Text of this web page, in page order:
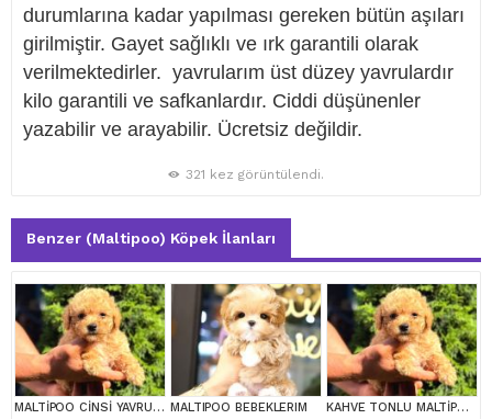
durumlarına kadar yapılması gereken bütün aşıları
girilmiştir. Gayet sağlıklı ve ırk garantili olarak
verilmektedirler. yavrularım üst düzey yavrulardır
kilo garantili ve safkanlardır. Ciddi düşünenler
yazabilir ve arayabilir. Ücretsiz değildir.
321 kez görüntülendi.
Benzer (Maltipoo) Köpek İlanları
MALTİPOO CİNSİ YAVRULAR EV ÜRETİMİ MALTIPOO BEBEKLERIM KAHVE TONLU MALTİPOO CİNSİ YAVRULAR